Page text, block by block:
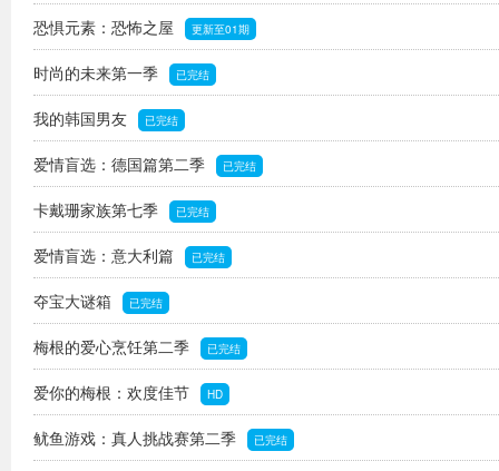
恐惧元素：恐怖之屋 更新至01期
时尚的未来第一季 已完结
我的韩国男友 已完结
爱情盲选：德国篇第二季 已完结
卡戴珊家族第七季 已完结
爱情盲选：意大利篇 已完结
夺宝大谜箱 已完结
梅根的爱心烹饪第二季 已完结
爱你的梅根：欢度佳节 HD
鱿鱼游戏：真人挑战赛第二季 已完结